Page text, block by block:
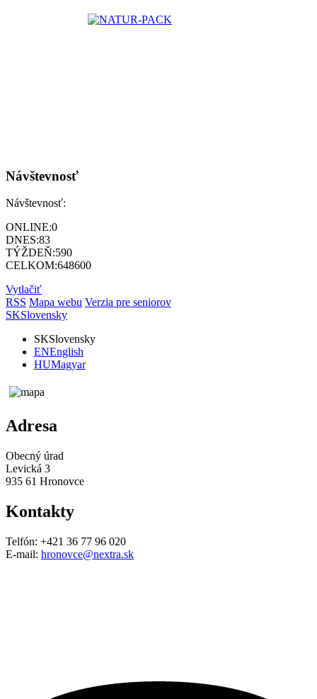
Návštevnosť
Návštevnosť:
ONLINE:0
DNES:83
TÝŽDEŇ:590
CELKOM:648600
Vytlačiť
RSS Mapa webu Verzia pre seniorov
SKSlovensky
SKSlovensky
ENEnglish
HUMagyar
Adresa
Obecný úrad
Levická 3
935 61 Hronovce
Kontakty
Telfón: +421 36 77 96 020
E-mail: hronovce@nextra.sk